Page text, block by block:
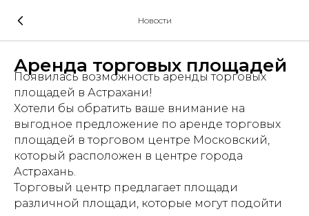
Новости
Аренда торговых площадей
Появилась возможность аренды торговых
площадей в Астрахани!
Хотели бы обратить ваше внимание на
выгодное предложение по аренде торговых
площадей в торговом центре Московский,
который расположен в центре города
Астрахань.
Торговый центр предлагает площади
различной площади, которые могут подойти